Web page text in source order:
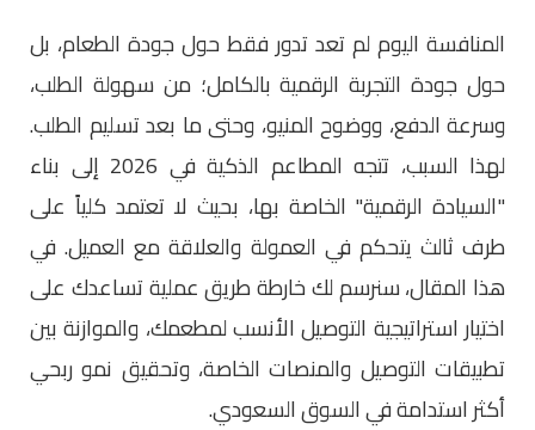
المنافسة اليوم لم تعد تدور فقط حول جودة الطعام، بل
حول جودة التجربة الرقمية بالكامل؛ من سهولة الطلب،
وسرعة الدفع، ووضوح المنيو، وحتى ما بعد تسليم الطلب.
لهذا السبب، تتجه المطاعم الذكية في 2026 إلى بناء
"السيادة الرقمية" الخاصة بها، بحيث لا تعتمد كلياً على
طرف ثالث يتحكم في العمولة والعلاقة مع العميل. في
هذا المقال، سنرسم لك خارطة طريق عملية تساعدك على
اختيار استراتيجية التوصيل الأنسب لمطعمك، والموازنة بين
تطبيقات التوصيل والمنصات الخاصة، وتحقيق نمو ربحي
أكثر استدامة في السوق السعودي.